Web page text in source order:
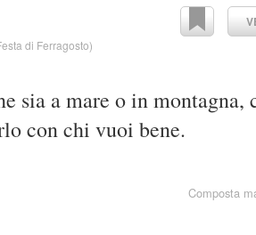
di Ferragosto)
sia a mare o in montagna,
con chi vuoi bene.
Composta